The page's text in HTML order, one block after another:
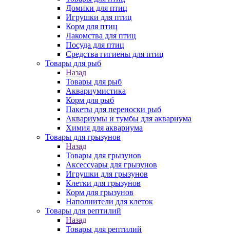
Домики для птиц
Игрушки для птиц
Корм для птиц
Лакомства для птиц
Посуда для птиц
Средства гигиены для птиц
Товары для рыб
Назад
Товары для рыб
Аквариумистика
Корм для рыб
Пакеты для переноски рыб
Аквариумы и тумбы для аквариума
Химия для аквариума
Товары для грызунов
Назад
Товары для грызунов
Аксессуары для грызунов
Игрушки для грызунов
Клетки для грызунов
Корм для грызунов
Наполнители для клеток
Товары для рептилий
Назад
Товары для рептилий